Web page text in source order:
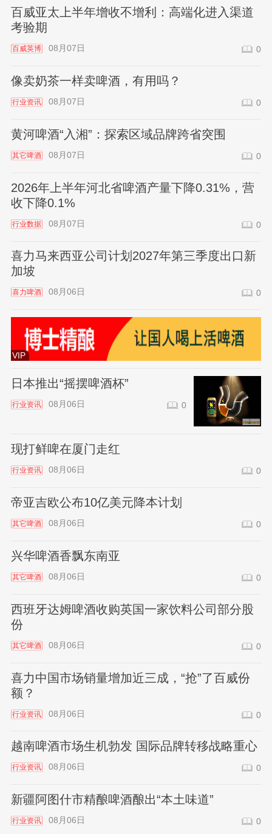
百威亚太上半年增收不增利：高端化进入渠道
考验期
百威英博 08月07日 0
像卖奶茶一样卖啤酒，有用吗？
行业资讯 08月07日 0
黄河啤酒“入湘”：探索区域品牌跨省突围
其它啤酒 08月07日 0
2026年上半年河北省啤酒产量下降0.31%，营
收下降0.1%
行业数据 08月07日 0
喜力马来西亚公司计划2027年第三季度出口新
加坡
喜力啤酒 08月06日 0
VIP
日本推出“摇摆啤酒杯”
行业资讯 08月06日 0
现打鲜啤在厦门走红
行业资讯 08月06日 0
帝亚吉欧公布10亿美元降本计划
其它啤酒 08月06日 0
兴华啤酒香飘东南亚
其它啤酒 08月06日 0
西班牙达姆啤酒收购英国一家饮料公司部分股
份
其它啤酒 08月06日 0
喜力中国市场销量增加近三成，“抢”了百威份
额？
行业资讯 08月06日 0
越南啤酒市场生机勃发 国际品牌转移战略重心
行业资讯 08月06日 0
新疆阿图什市精酿啤酒酿出“本土味道”
行业资讯 08月06日 0